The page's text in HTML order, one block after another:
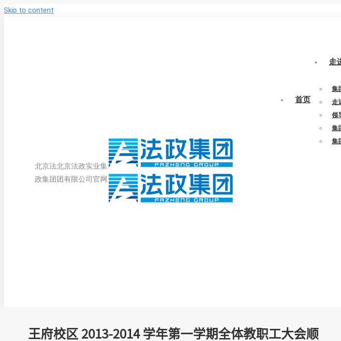
Skip to content
北京法
政集团
北京法政实业集
团有限公司官网
首页
走
集
走
领
集
集
王府校区 2013-2014 学年第一学期全体教职工大会顺